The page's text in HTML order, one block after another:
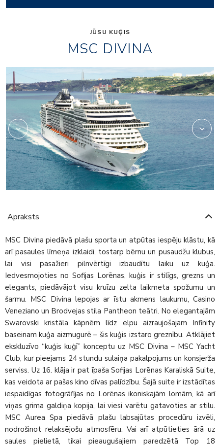
JŪSU KUĢIS
MSC DIVINA
casino
Apraksts
MSC Divina piedāvā plašu sporta un atpūtas iespēju klāstu, kā
arī pasaules līmeņa izklaidi, tostarp bērnu un pusaudžu klubus,
lai visi pasažieri pilnvērtīgi izbaudītu laiku uz kuģa.
Iedvesmojoties no Sofijas Lorēnas, kuģis ir stilīgs, grezns un
elegants, piedāvājot visu kruīzu zelta laikmeta spožumu un
šarmu. MSC Divina lepojas ar īstu akmens laukumu, Casino
Veneziano un Brodvejas stila Pantheon teātri. No elegantajām
Swarovski kristāla kāpnēm līdz elpu aizraujošajam Infinity
baseinam kuģa aizmugurē – šis kuģis izstaro greznību. Atklājiet
ekskluzīvo “kuģis kuģī” konceptu uz MSC Divina – MSC Yacht
Club, kur pieejams 24 stundu sulaiņa pakalpojums un konsjerža
serviss. Uz 16. klāja ir pat īpaša Sofijas Lorēnas Karaliskā Suite,
kas veidota ar pašas kino dīvas palīdzību. Šajā suite ir izstādītas
iespaidīgas fotogrāfijas no Lorēnas ikoniskajām lomām, kā arī
viņas grima galdiņa kopija, lai viesi varētu gatavoties ar stilu.
MSC Aurea Spa piedāvā plašu labsajūtas procedūru izvēli,
nodrošinot relaksējošu atmosfēru. Vai arī atpūtieties ārā uz
saules pielietā, tikai pieaugušajiem paredzētā Top 18